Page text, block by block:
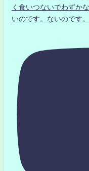
く食いつないでわずか
いのです。ないのです。